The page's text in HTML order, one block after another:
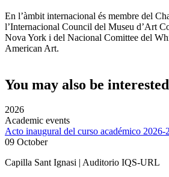
En l’àmbit internacional és membre del
l’Internacional Council del Museu d’Art
Nova York i del Nacional Comittee del
American Art.
You may also be
2026
Academic events
Acto inaugural del curso académico
09 October
Capilla Sant Ignasi | Auditorio IQS-URL